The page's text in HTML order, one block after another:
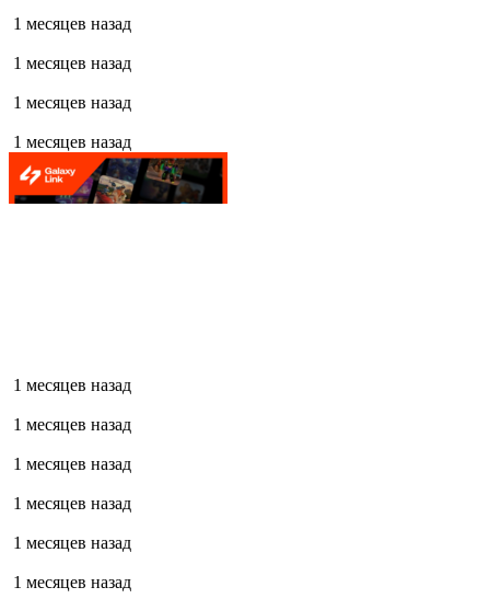
1 месяцев назад
1 месяцев назад
1 месяцев назад
1 месяцев назад
1 месяцев назад
1 месяцев назад
1 месяцев назад
1 месяцев назад
1 месяцев назад
1 месяцев назад